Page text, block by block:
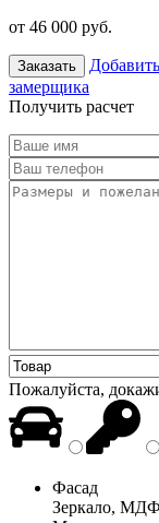
от 46 000 руб.
Заказать
замерщика
Получить расчет
Пожалуйста,
Фасад
Зеркало, МДФ